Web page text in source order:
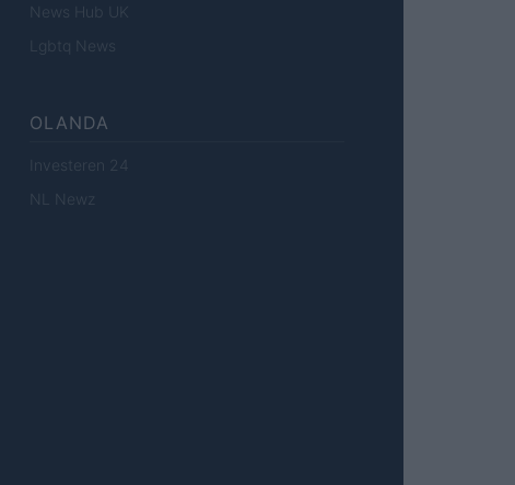
News Hub UK
Lgbtq News
OLANDA
Investeren 24
NL Newz